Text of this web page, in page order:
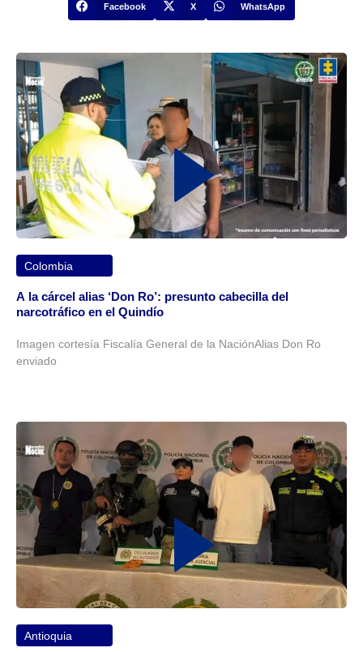
Facebook X WhatsApp
Colombia
A la cárcel alias ‘Don Ro’: presunto cabecilla del
narcotráfico en el Quindío
Imagen cortesía Fiscalía General de la NaciónAlias Don Ro
enviado
Antioquia